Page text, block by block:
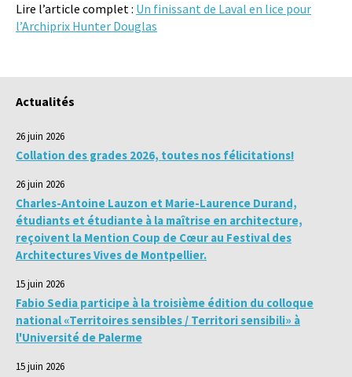
Lire l’article complet : Un finissant de Laval en lice pour
l’Archiprix Hunter Douglas
Actualités
26 juin 2026
Collation des grades 2026, toutes nos félicitations!
26 juin 2026
Charles-Antoine Lauzon et Marie-Laurence Durand,
étudiants et étudiante à la maîtrise en architecture,
reçoivent la Mention Coup de Cœur au Festival des
Architectures Vives de Montpellier.
15 juin 2026
Fabio Sedia participe à la troisième édition du colloque
national «Territoires sensibles / Territori sensibili» à
l'Université de Palerme
15 juin 2026